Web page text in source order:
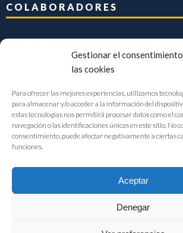
Gestionar el
las cookies
Para ofrecer las mejores experiencias, utilizamos
para almacenar y/o acceder a la información del
estas tecnologías nos permitirá procesar datos como el
navegación o las identificaciones únicas en este sitio. No
consentimiento, puede afectar negativamente a ciertas
funciones.
Aceptar
Denegar
COLABORADORES
FIAB Federación Española de Industrias de la